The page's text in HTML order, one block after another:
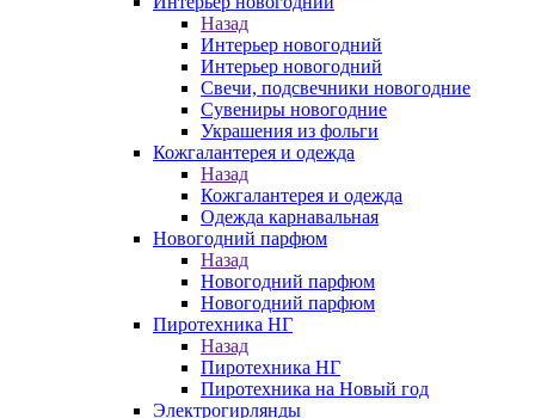
Назад
Интерьер новогодний
Интерьер новогодний
Свечи, подсвечники новогодние
Сувениры новогодние
Украшения из фольги
Кожгалантерея и одежда
Назад
Кожгалантерея и одежда
Одежда карнавальная
Новогодний парфюм
Назад
Новогодний парфюм
Новогодний парфюм
Пиротехника НГ
Назад
Пиротехника НГ
Пиротехника на Новый год
Электрогирлянды